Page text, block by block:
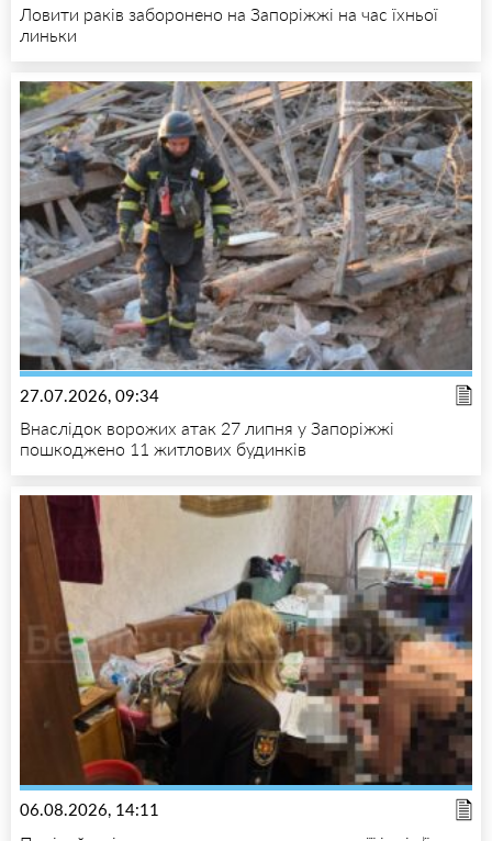
Ловити раків заборонено на Запоріжжі на час їхньої
линьки
27.07.2026, 09:34
Внаслідок ворожих атак 27 липня у Запоріжжі
пошкоджено 11 житлових будинків
06.08.2026, 14:11